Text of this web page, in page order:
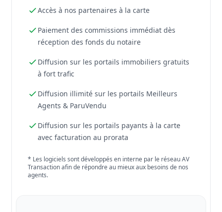
Accès à nos partenaires à la carte
Paiement des commissions immédiat dès
réception des fonds du notaire
Diffusion sur les portails immobiliers gratuits
à fort trafic
Diffusion illimité sur les portails Meilleurs
Agents & ParuVendu
Diffusion sur les portails payants à la carte
avec facturation au prorata
* Les logiciels sont développés en interne par le réseau AV
Transaction afin de répondre au mieux aux besoins de nos
agents.